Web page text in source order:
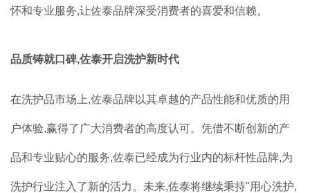
怀和专业服务,让佐泰品牌深受消费者的喜爱和信赖。
品质铸就口碑,佐泰开启洗护新时代
在洗护品市场上,佐泰品牌以其卓越的产品性能和优质的用
户体验,赢得了广大消费者的高度认可。凭借不断创新的产
品和专业贴心的服务,佐泰已经成为行业内的标杆性品牌,为
洗护行业注入了新的活力。未来,佐泰将继续秉持"用心洗护,